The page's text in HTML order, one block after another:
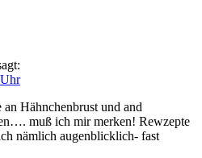
an Hähnchenbrust und and
muß ich mir merken! Rewzepte
nämlich augenblicklich- fast